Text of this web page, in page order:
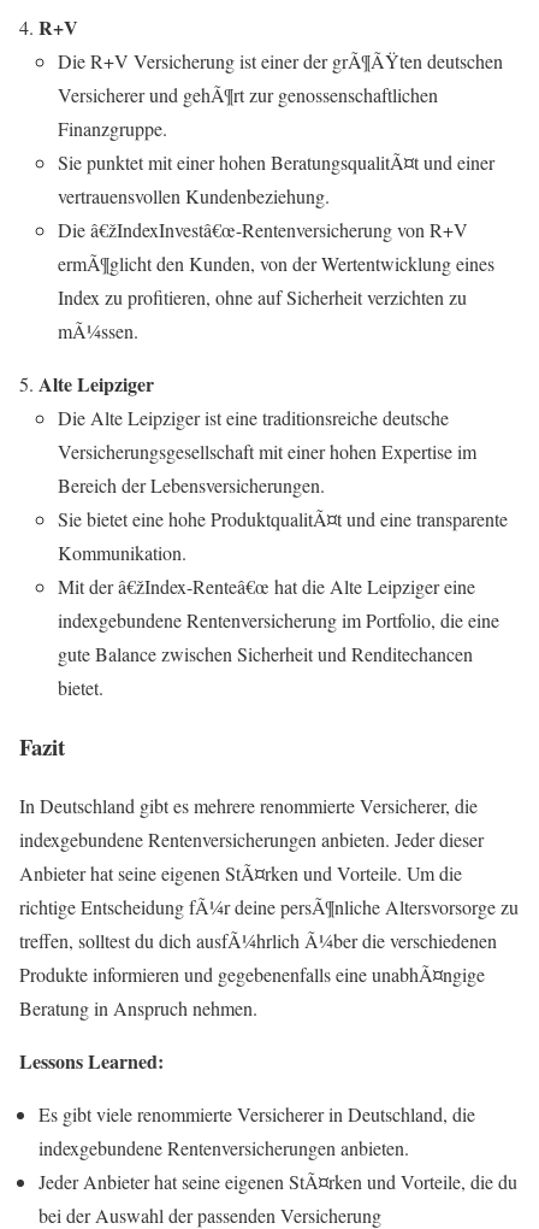
R+V
Die R+V Versicherung ist einer der grÃ¶ÃŸten deutschen
Versicherer und gehÃ¶rt zur genossenschaftlichen
Finanzgruppe.
Sie punktet mit einer hohen BeratungsqualitÃ¤t und einer
vertrauensvollen Kundenbeziehung.
Die â€žIndexInvestâ€œ-Rentenversicherung von R+V
ermÃ¶glicht den Kunden, von der Wertentwicklung eines
Index zu profitieren, ohne auf Sicherheit verzichten zu
mÃ¼ssen.
Alte Leipziger
Die Alte Leipziger ist eine traditionsreiche deutsche
Versicherungsgesellschaft mit einer hohen Expertise im
Bereich der Lebensversicherungen.
Sie bietet eine hohe ProduktqualitÃ¤t und eine transparente
Kommunikation.
Mit der â€žIndex-Renteâ€œ hat die Alte Leipziger eine
indexgebundene Rentenversicherung im Portfolio, die eine
gute Balance zwischen Sicherheit und Renditechancen
bietet.
Fazit
In Deutschland gibt es mehrere renommierte Versicherer, die
indexgebundene Rentenversicherungen anbieten. Jeder dieser
Anbieter hat seine eigenen StÃ¤rken und Vorteile. Um die
richtige Entscheidung fÃ¼r deine persÃ¶nliche Altersvorsorge zu
treffen, solltest du dich ausfÃ¼hrlich Ã¼ber die verschiedenen
Produkte informieren und gegebenenfalls eine unabhÃ¤ngige
Beratung in Anspruch nehmen.
Lessons Learned:
Es gibt viele renommierte Versicherer in Deutschland, die
indexgebundene Rentenversicherungen anbieten.
Jeder Anbieter hat seine eigenen StÃ¤rken und Vorteile, die du
bei der Auswahl der passenden Versicherung